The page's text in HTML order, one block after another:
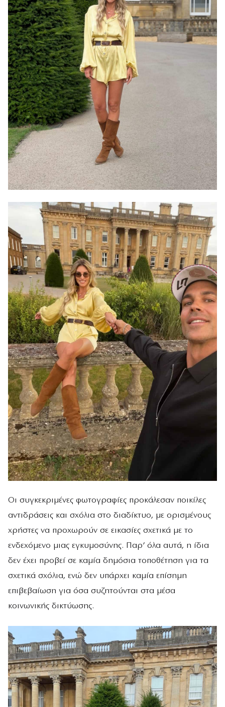
Οι συγκεκριμένες φωτογραφίες προκάλεσαν ποικίλες
αντιδράσεις και σχόλια στο διαδίκτυο, με ορισμένους
χρήστες να προχωρούν σε εικασίες σχετικά με το
ενδεχόμενο μιας εγκυμοσύνης. Παρ’ όλα αυτά, η ίδια
δεν έχει προβεί σε καμία δημόσια τοποθέτηση για τα
σχετικά σχόλια, ενώ δεν υπάρχει καμία επίσημη
επιβεβαίωση για όσα συζητούνται στα μέσα
κοινωνικής δικτύωσης.